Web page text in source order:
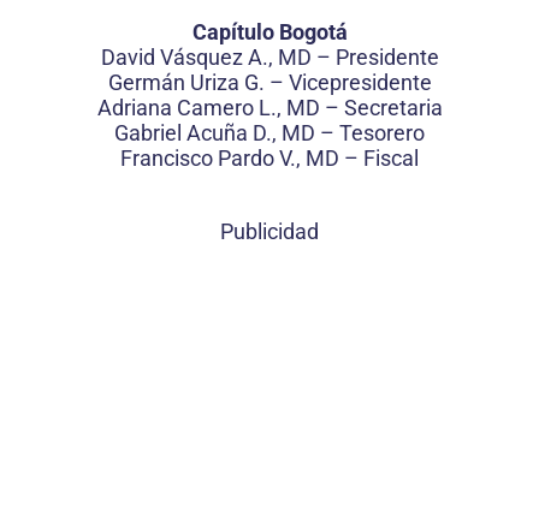
Capítulo Bogotá
David Vásquez A., MD – Presidente
Germán Uriza G. – Vicepresidente
Adriana Camero L., MD – Secretaria
Gabriel Acuña D., MD – Tesorero
Francisco Pardo V., MD – Fiscal
Publicidad